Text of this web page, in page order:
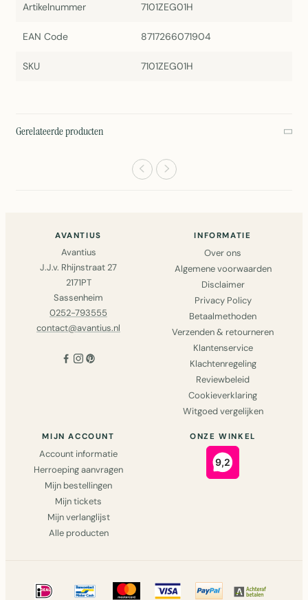
Artikelnummer 7101ZEG01H
EAN Code 8717266071904
SKU 7101ZEG01H
Gerelateerde producten
AVANTIUS
Avantius
J.J.v. Rhijnstraat 27
2171PT
Sassenheim
0252-793555
contact@avantius.nl
INFORMATIE
Over ons
Algemene voorwaarden
Disclaimer
Privacy Policy
Betaalmethoden
Verzenden & retourneren
Klantenservice
Klachtenregeling
Reviewbeleid
Cookieverklaring
Witgoed vergelijken
MIJN ACCOUNT
Account informatie
Herroeping aanvragen
Mijn bestellingen
Mijn tickets
Mijn verlanglijst
Alle producten
ONZE WINKEL